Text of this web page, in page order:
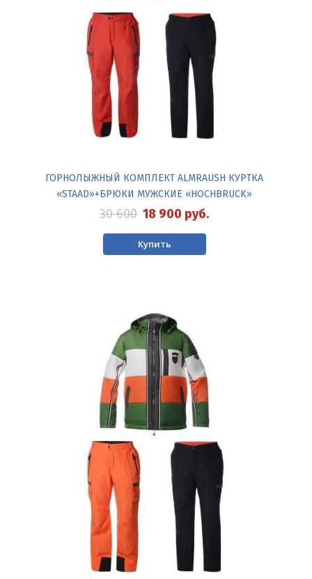
ГОРНОЛЫЖНЫЙ КОМПЛЕКТ ALMRAUSH КУРТКА
«STAAD»+БРЮКИ МУЖСКИЕ «HOCHBRUCK»
30 600 18 900 руб.
Купить